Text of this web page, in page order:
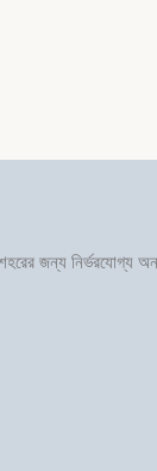
জন্য নির্ভরযোগ্য